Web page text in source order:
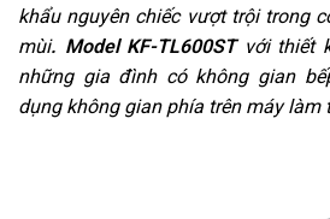
khẩu nguyên chiếc vượt trội trong
mùi. Model KF-TL600ST với thiết
những gia đình có không gian
dụng không gian phía trên máy làm